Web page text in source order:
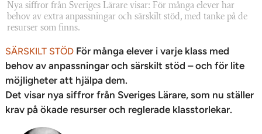
Nya siffror från Sveriges Lärare visar: För många elever har
behov av extra anpassningar och särskilt stöd, med tanke på de
resurser som finns.
SÄRSKILT STÖD För många elever i varje klass med
behov av anpassningar och särskilt stöd – och för lite
möjligheter att hjälpa dem.
Det visar nya siffror från Sveriges Lärare, som nu ställer
krav på ökade resurser och reglerade klasstorlekar.